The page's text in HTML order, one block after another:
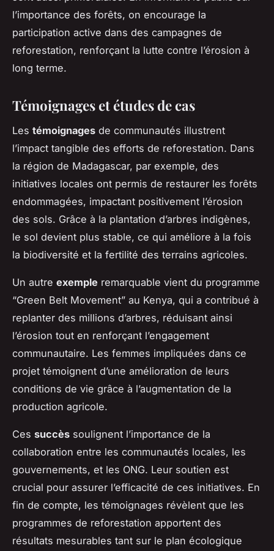
l’importance des forêts, on encourage la
participation active dans des campagnes de
reforestation, renforçant la lutte contre l’érosion à
long terme.
Témoignages et études de cas
Les témoignages de communautés illustrent
l’impact tangible des efforts de reforestation. Dans
la région de Madagascar, par exemple, des
initiatives locales ont permis de restaurer les forêts
endommagées, impactant positivement l’érosion
des sols. Grâce à la plantation d’arbres indigènes,
le sol devient plus stable, ce qui améliore à la fois
la biodiversité et la fertilité des terrains agricoles.
Un autre exemple remarquable vient du programme
“Green Belt Movement” au Kenya, qui a contribué à
replanter des millions d’arbres, réduisant ainsi
l’érosion tout en renforçant l’engagement
communautaire. Les femmes impliquées dans ce
projet témoignent d’une amélioration de leurs
conditions de vie grâce à l’augmentation de la
production agricole.
Ces succès soulignent l’importance de la
collaboration entre les communautés locales, les
gouvernements, et les ONG. Leur soutien est
crucial pour assurer l’efficacité de ces initiatives. En
fin de compte, les témoignages révèlent que les
programmes de reforestation apportent des
résultats mesurables tant sur le plan écologique